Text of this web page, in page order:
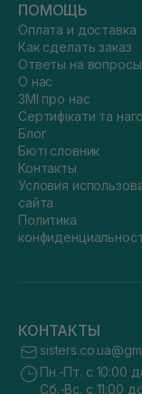
ПОМОЩЬ
Оплата и доставка
Как сделать заказ
Ответы на вопросы
О нас
ЗМІ про нас
Сертифікати та
Блог
Бюті словник
Контакты
Условия
сайта
Политика
КОНТАКТЫ
Пн.-Пт. с 10:00
Сб.-Вс. с 11:00